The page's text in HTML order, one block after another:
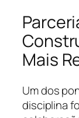
Mais
Um dos
disciplina